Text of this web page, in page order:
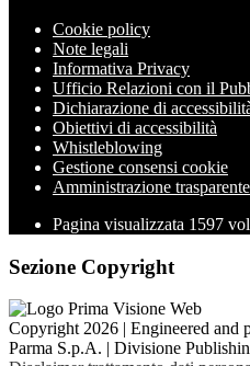
Cookie policy
Note legali
Informativa Privacy
Ufficio Relazioni con il
Dichiarazione di
Obiettivi di accessibilità
Whistleblowing
Gestione consensi cookie
Amministrazione trasparente
Pagina visualizzata 1597
Sezione Copyright
Copyright 2026 | Engineered and
Parma S.p.A. | Divisione